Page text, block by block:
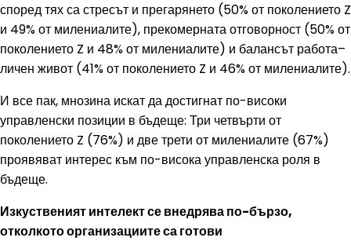
според тях са стресът и прегарянето (50% от поколението Z
и 49% от милениалите), прекомерната отговорност (50% от
поколението Z и 48% от милениалите) и балансът работа–
личен живот (41% от поколението Z и 46% от милениалите).
И все пак, мнозина искат да достигнат по-високи
управленски позиции в бъдеще: Три четвърти от
поколението Z (76%) и две трети от милениалите (67%)
проявяват интерес към по-висока управленска роля в
бъдеще.
Изкуственият интелект се внедрява по-бързо,
отколкото организациите са готови